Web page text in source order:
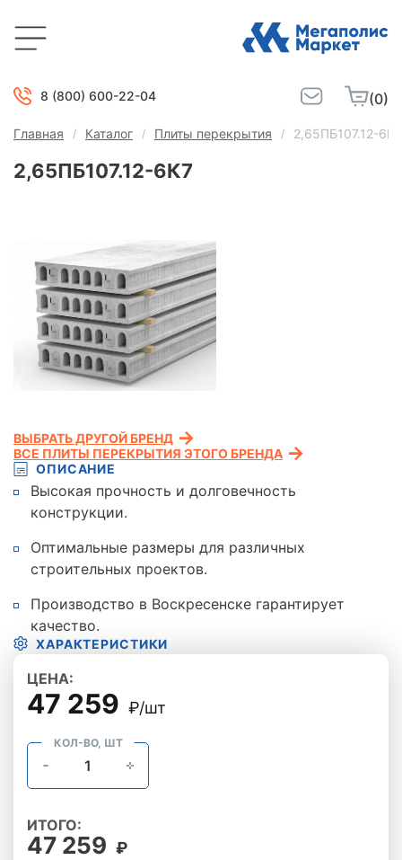
8 (800) 600-22-04 (0)
Главная Каталог Плиты перекрытия 2,65ПБ107.12-6К7
2,65ПБ107.12-6К7
ОПИСАНИЕ
Высокая прочность и долговечность
конструкции.
Оптимальные размеры для различных
строительных проектов.
Производство в Воскресенске гарантирует
качество.
ХАРАКТЕРИСТИКИ
ВЫБРАТЬ ДРУГОЙ БРЕНД
ВСЕ ПЛИТЫ ПЕРЕКРЫТИЯ ЭТОГО БРЕНДА
ЦЕНА:
47 259 ₽/шт
КОЛ-ВО, ШТ
ИТОГО:
47 259 ₽